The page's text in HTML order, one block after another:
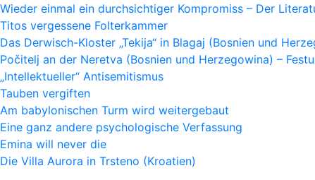
Wieder einmal ein durchsichtiger Kompromiss – Der
Titos vergessene Folterkammer
Das Derwisch-Kloster „Tekija“ in Blagaj (Bosnien und
Počitelj an der Neretva (Bosnien und Herzegowina) –
„Intellektueller“ Antisemitismus
Tauben vergiften
Am babylonischen Turm wird weitergebaut
Eine ganz andere psychologische Verfassung
Emina will never die
Die Villa Aurora in Trsteno (Kroatien)